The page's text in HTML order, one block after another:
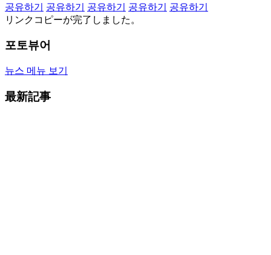
공유하기
공유하기 공유하기 공유하기
공유하기
リンクコピーが完了しました。
포토뷰어
뉴스 메뉴 보기
最新記事